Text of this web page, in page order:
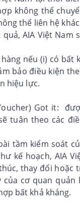
không thể
thể liên hệ
AIA Việt Nam
nếu (i) có bất
bảo điều kiện
hiệu lực.
Got it:
tuân theo các
tầm kiểm soát
kế hoạch, AIA
thay đổi hoặc
cơ quan quản
bất khả kháng.